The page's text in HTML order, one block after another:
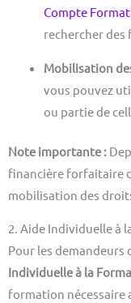
Compte
rechercher
Mobilisation
vous pouvez
ou partie de
Note importante :
financière forfaitaire
mobilisation des droits
2. Aide Individuelle à
Pour les demandeurs
Individuelle à la
formation nécessaire